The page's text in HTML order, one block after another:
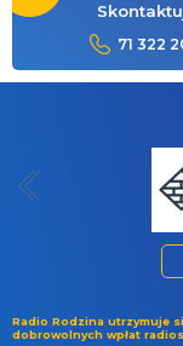
71 322
Radio Rodzina utrzymuje
dobrowolnych wpłat